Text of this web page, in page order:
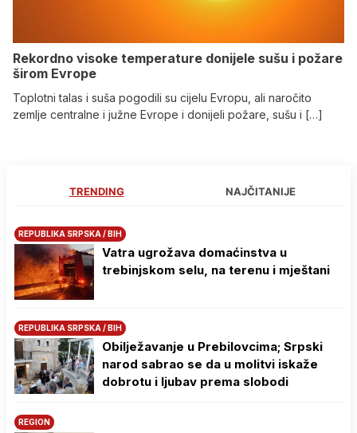
Rekordno visoke temperature donijele sušu i požare
širom Evrope
Toplotni talas i suša pogodili su cijelu Evropu, ali naročito
zemlje centralne i južne Evrope i donijeli požare, sušu i […]
TRENDING NAJČITANIJE
REPUBLIKA SRPSKA / BIH
Vatra ugrožava domaćinstva u
trebinjskom selu, na terenu i mještani
REPUBLIKA SRPSKA / BIH
Obilježavanje u Prebilovcima; Srpski
narod sabrao se da u molitvi iskaže
dobrotu i ljubav prema slobodi
REGION